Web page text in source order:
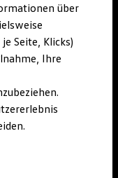
über
Seite, Klicks)
Ihre